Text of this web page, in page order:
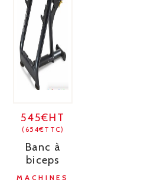
545€HT
(654€TTC)
Banc à
biceps
MACHINES